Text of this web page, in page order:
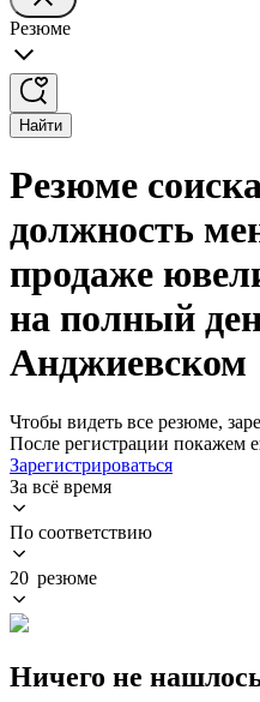
Резюме
Найти
Резюме
должность
продаже
на полный
Анджиевском
Чтобы видеть все резюме,
После регистрации покажем
Зарегистрироваться
За всё время
По соответствию
20 резюме
Ничего не